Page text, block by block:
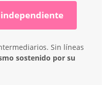
Sin líneas
sostenido por su